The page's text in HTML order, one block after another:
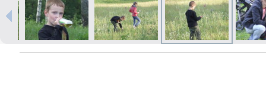
Izdrukas 1h laikā Rīgā – pasūtiet
tiešsaistē
Dažādi formāti un papīra veidi